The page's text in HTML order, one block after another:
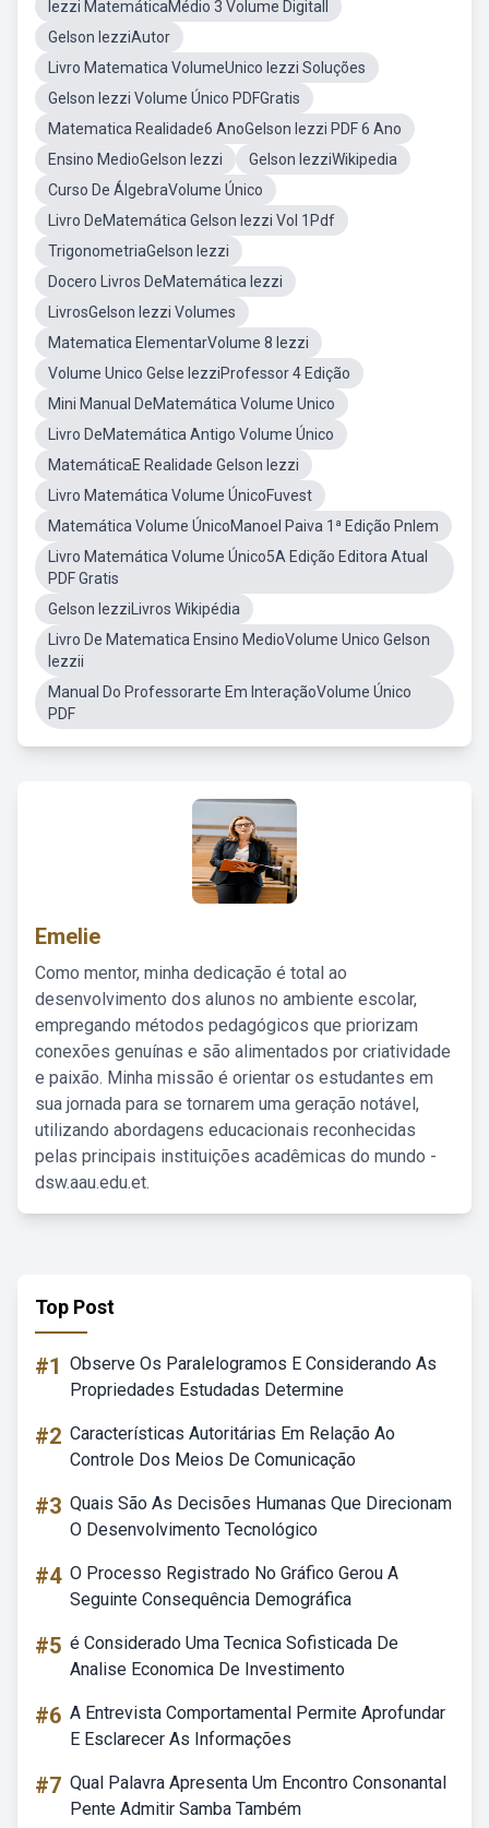
Iezzi MatemáticaMédio 3 Volume Digitall
Gelson IezziAutor
Livro Matematica VolumeUnico Iezzi Soluções
Gelson Iezzi Volume Único PDFGratis
Matematica Realidade6 AnoGelson Iezzi PDF 6 Ano
Ensino MedioGelson Iezzi
Gelson IezziWikipedia
Curso De ÁlgebraVolume Único
Livro DeMatemática Gelson Iezzi Vol 1Pdf
TrigonometriaGelson Iezzi
Docero Livros DeMatemática Iezzi
LivrosGelson Iezzi Volumes
Matematica ElementarVolume 8 Iezzi
Volume Unico Gelse IezziProfessor 4 Edição
Mini Manual DeMatemática Volume Unico
Livro DeMatemática Antigo Volume Único
MatemáticaE Realidade Gelson Iezzi
Livro Matemática Volume ÚnicoFuvest
Matemática Volume ÚnicoManoel Paiva 1ª Edição Pnlem
Livro Matemática Volume Único5A Edição Editora Atual
PDF Gratis
Gelson IezziLivros Wikipédia
Livro De Matematica Ensino MedioVolume Unico Gelson
Iezzii
Manual Do Professorarte Em InteraçãoVolume Único
PDF
Emelie
Como mentor, minha dedicação é total ao
desenvolvimento dos alunos no ambiente escolar,
empregando métodos pedagógicos que priorizam
conexões genuínas e são alimentados por criatividade
e paixão. Minha missão é orientar os estudantes em
sua jornada para se tornarem uma geração notável,
utilizando abordagens educacionais reconhecidas
pelas principais instituições acadêmicas do mundo -
dsw.aau.edu.et.
Top Post
#1 Observe Os Paralelogramos E Considerando As
Propriedades Estudadas Determine
#2 Características Autoritárias Em Relação Ao
Controle Dos Meios De Comunicação
#3 Quais São As Decisões Humanas Que Direcionam
O Desenvolvimento Tecnológico
#4 O Processo Registrado No Gráfico Gerou A
Seguinte Consequência Demográfica
#5 é Considerado Uma Tecnica Sofisticada De
Analise Economica De Investimento
#6 A Entrevista Comportamental Permite Aprofundar
E Esclarecer As Informações
#7 Qual Palavra Apresenta Um Encontro Consonantal
Pente Admitir Samba Também